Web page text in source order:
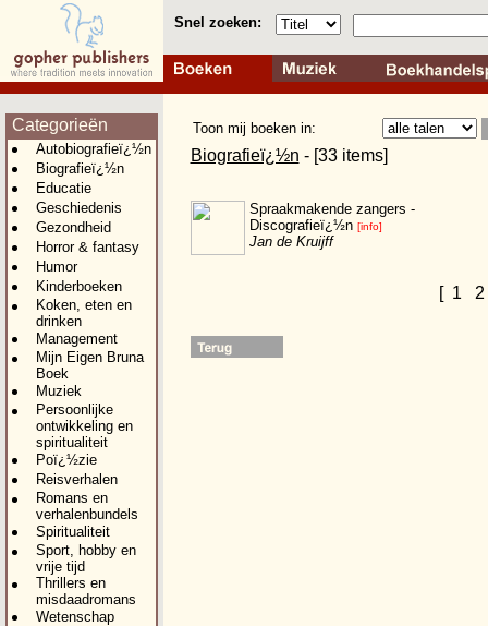
Snel zoeken:
Categorieën
Autobiografieï¿½n
Biografieï¿½n
Educatie
Geschiedenis
Gezondheid
Horror & fantasy
Humor
Kinderboeken
Koken, eten en
drinken
Management
Mijn Eigen Bruna
Boek
Muziek
Persoonlijke
ontwikkeling en
spiritualiteit
Poï¿½zie
Reisverhalen
Romans en
verhalenbundels
Spiritualiteit
Sport, hobby en
vrije tijd
Thrillers en
misdaadromans
Wetenschap
Toon mij boeken in:
Biografieï¿½n - [33 items]
Spraakmakende zangers -
Discografieï¿½n [info]
Jan de Kruijff
[ 1